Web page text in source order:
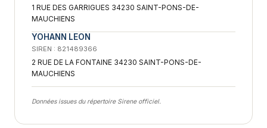
1 RUE DES GARRIGUES 34230 SAINT-PONS-DE-
MAUCHIENS
YOHANN LEON
SIREN : 821489366
2 RUE DE LA FONTAINE 34230 SAINT-PONS-DE-
MAUCHIENS
Données issues du répertoire Sirene officiel.